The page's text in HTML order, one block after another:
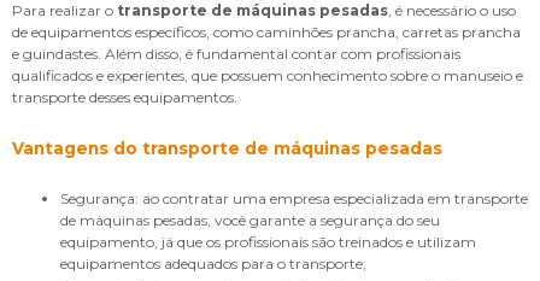
Para realizar o transporte de máquinas pesadas, é necessário o uso
de equipamentos específicos, como caminhões prancha, carretas prancha
e guindastes. Além disso, é fundamental contar com profissionais
qualificados e experientes, que possuem conhecimento sobre o manuseio e
transporte desses equipamentos.
Vantagens do transporte de máquinas pesadas
Segurança: ao contratar uma empresa especializada em transporte
de máquinas pesadas, você garante a segurança do seu
equipamento, já que os profissionais são treinados e utilizam
equipamentos adequados para o transporte;